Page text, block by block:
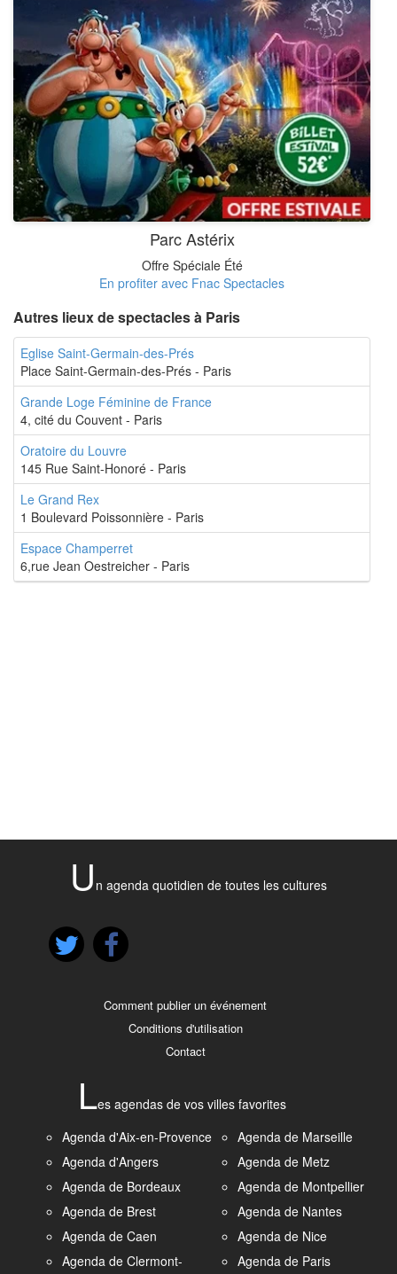
Parc Astérix
Offre Spéciale Été
En profiter avec Fnac Spectacles
Autres lieux de spectacles à Paris
Eglise Saint-Germain-des-Prés
Place Saint-Germain-des-Prés - Paris
Grande Loge Féminine de France
4, cité du Couvent - Paris
Oratoire du Louvre
145 Rue Saint-Honoré - Paris
Le Grand Rex
1 Boulevard Poissonnière - Paris
Espace Champerret
6,rue Jean Oestreicher - Paris
U n agenda quotidien de toutes les cultures
Comment publier un événement
Conditions d'utilisation
Contact
Les agendas de vos villes favorites
Agenda d'Aix-en-Provence
Agenda d'Angers
Agenda de Bordeaux
Agenda de Brest
Agenda de Caen
Agenda de Clermont-
Agenda de Marseille
Agenda de Metz
Agenda de Montpellier
Agenda de Nantes
Agenda de Nice
Agenda de Paris